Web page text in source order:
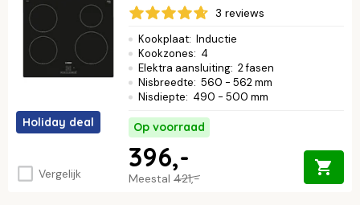
Holiday deal
Vergelijk
3 reviews
Kookplaat: Inductie
Kookzones: 4
Elektra aansluiting: 2 fasen
Nisbreedte: 560 - 562 mm
Nisdiepte: 490 - 500 mm
Op voorraad
Meestal 421,-
396,-